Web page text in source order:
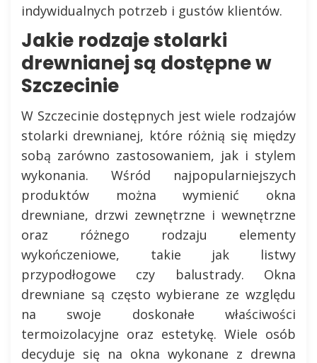
indywidualnych potrzeb i gustów klientów.
Jakie rodzaje stolarki
drewnianej są dostępne w
Szczecinie
W Szczecinie dostępnych jest wiele rodzajów
stolarki drewnianej, które różnią się między
sobą zarówno zastosowaniem, jak i stylem
wykonania. Wśród najpopularniejszych
produktów można wymienić okna
drewniane, drzwi zewnętrzne i wewnętrzne
oraz różnego rodzaju elementy
wykończeniowe, takie jak listwy
przypodłogowe czy balustrady. Okna
drewniane są często wybierane ze względu
na swoje doskonałe właściwości
termoizolacyjne oraz estetykę. Wiele osób
decyduje się na okna wykonane z drewna